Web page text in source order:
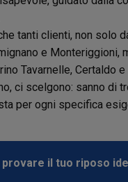
tanti clienti, non solo
e Monteriggioni,
Tavarnelle, Certaldo e
ci scelgono: sanno di
per ogni specifica
provare il tuo riposo